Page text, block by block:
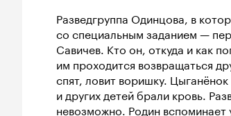
Разведгруппа Одинцова, в
со специальным заданием —
Савичев. Кто он, откуда и как
им проходится возвращаться
спят, ловит воришку.
и других детей брали кровь.
невозможно. Родин вспоминает